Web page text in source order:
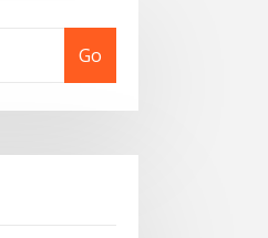
Go